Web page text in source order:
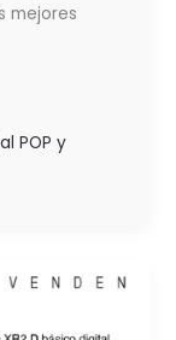
mejores
POP y